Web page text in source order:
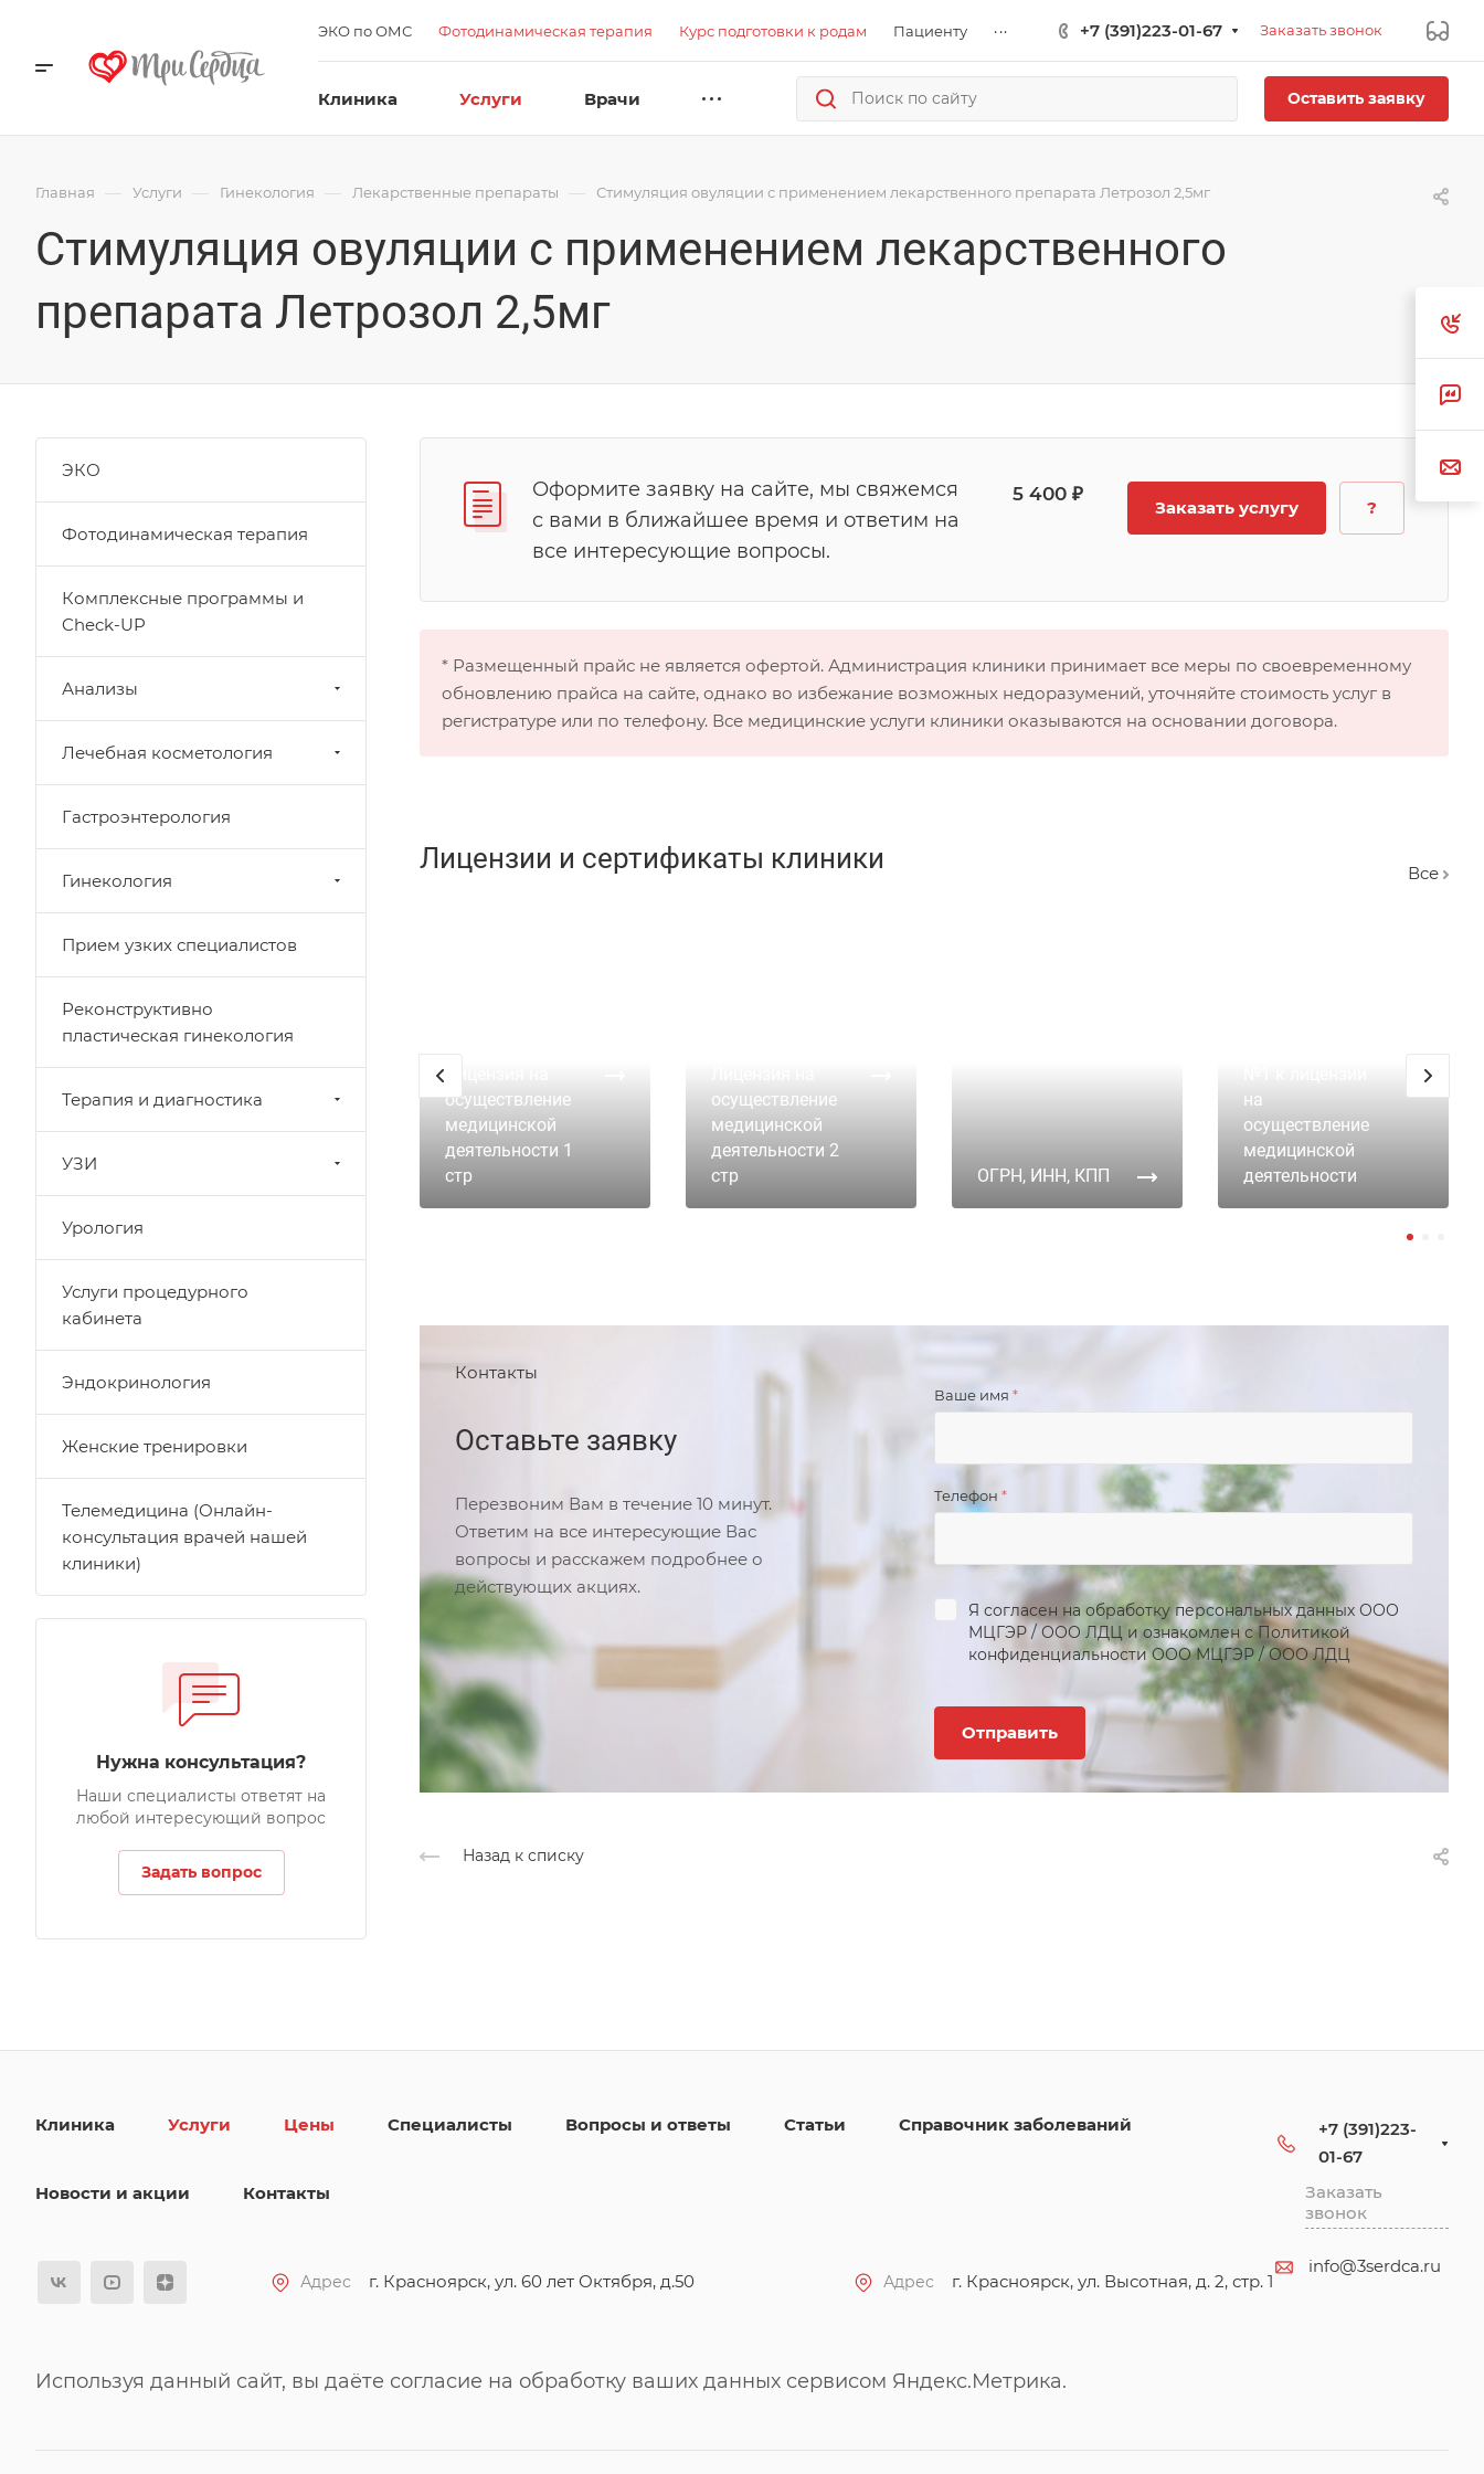
ЭКО по ОМС Фотодинамическая терапия Курс подготовки к родам Пациенту ... +7 (391)223-01-67 Заказать звонок
Клиника Услуги Врачи Оставить заявку
Главная — Услуги — Гинекология — Лекарственные препараты — Стимуляция овуляции с применением лекарственного препарата Летрозол 2,5мг
Стимуляция овуляции с применением лекарственного
препарата Летрозол 2,5мг
Оформите заявку на сайте, мы свяжемся
с вами в ближайшее время и ответим на
все интересующие вопросы.
5 400 ₽
Заказать услугу ?
* Размещенный прайс не является офертой. Администрация клиники принимает все меры по своевременному
обновлению прайса на сайте, однако во избежание возможных недоразумений, уточняйте стоимость услуг в
регистратуре или по телефону. Все медицинские услуги клиники оказываются на основании договора.
Лицензии и сертификаты клиники Вcе
осуществление
медицинской
деятельности 1
стр
осуществление
медицинской
деятельности 2
стр
ОГРН, ИНН, КПП
на
осуществление
медицинской
деятельности
Контакты
Оставьте заявку
Перезвоним Вам в течение 10 минут.
Ответим на все интересующие Вас
вопросы и расскажем подробнее о
действующих акциях.
Ваше имя *
Телефон *
Я согласен на обработку персональных данных ООО
МЦГЭР / ООО ЛДЦ и ознакомлен с Политикой
конфиденциальностиООО МЦГЭР /ООО ЛДЦ
Назад к списку
ЭКО
Фотодинамическая терапия
Комплексные программы и
Check-UP
Анализы
Лечебная косметология
Гастроэнтерология
Гинекология
Прием узких специалистов
Реконструктивно
пластическая гинекология
Терапия и диагностика
УЗИ
Урология
Услуги процедурного
кабинета
Эндокринология
Женские тренировки
Телемедицина (Онлайн-
консультация врачей нашей
клиники)
Нужна консультация?
Наши специалисты ответят на
любой интересующий вопрос
Задать вопрос
Клиника Услуги Цены Специалисты Вопросы и ответы Статьи Справочник заболеваний
Новости и акции Контакты
Адрес г. Красноярск, ул. 60 лет Октября, д.50 Адрес г. Красноярск, ул. Высотная, д. 2, стр. 1
+7 (391)223-
01-67
Заказать
звонок
info@3serdca.ru
Используя данный сайт, вы даёте согласие на обработку ваших данных сервисом Яндекс.Метрика.